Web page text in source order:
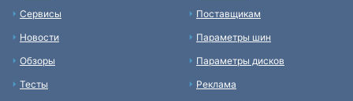
Сервисы
Новости
Обзоры
Тесты
Поставщикам
Параметры шин
Параметры дисков
Реклама